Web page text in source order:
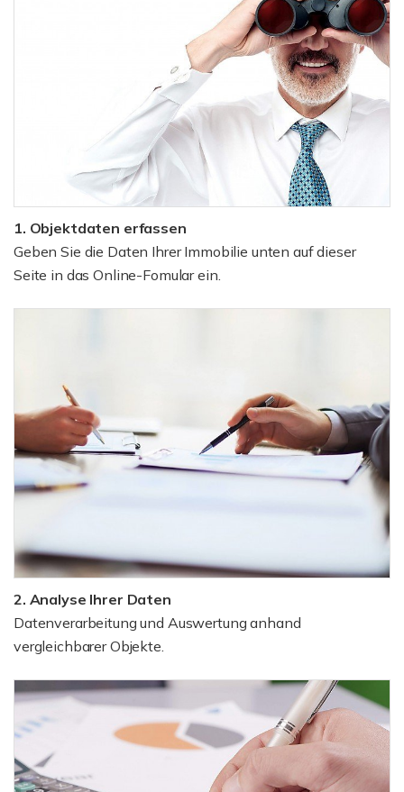
1. Objektdaten erfassen
Geben Sie die Daten Ihrer Immobilie unten auf dieser
Seite in das Online-Fomular ein.
2. Analyse Ihrer Daten
Datenverarbeitung und Auswertung anhand
vergleichbarer Objekte.